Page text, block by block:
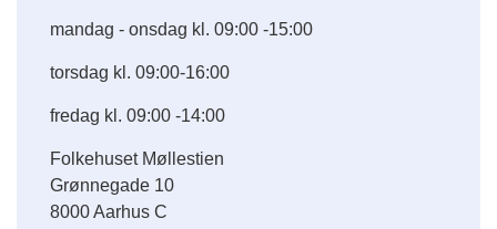
mandag - onsdag kl. 09:00 -15:00
torsdag kl. 09:00-16:00
fredag kl. 09:00 -14:00
Folkehuset Møllestien
Grønnegade 10
8000 Aarhus C